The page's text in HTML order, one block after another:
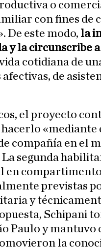
o
con fines de
De este modo, la
y la circunscribe
cotidiana de
de
el proyecto
«mediante
compañía en el
La segunda
en
previstas
y
Schipani
Paulo y mantuvo
la